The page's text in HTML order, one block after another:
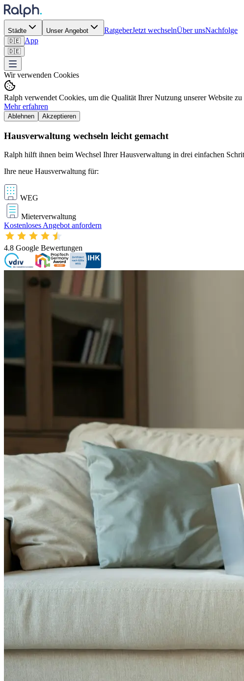
Städte Unser Angebot RatgeberJetzt wechselnÜber unsNachfolge
🇩🇪 App
🇩🇪
Wir verwenden Cookies
Ralph verwendet Cookies, um die Qualität Ihrer Nutzung unserer Website
Mehr erfahren
Ablehnen Akzeptieren
Hausverwaltung wechseln leicht gemacht
Ralph hilft ihnen beim Wechsel Ihrer Hausverwaltung in drei einfachen
Ihre neue Hausverwaltung für:
WEG
Mieterverwaltung
Kostenloses Angebot anfordern
4.8 Google Bewertungen